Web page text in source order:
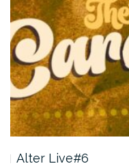
Alter Live#6